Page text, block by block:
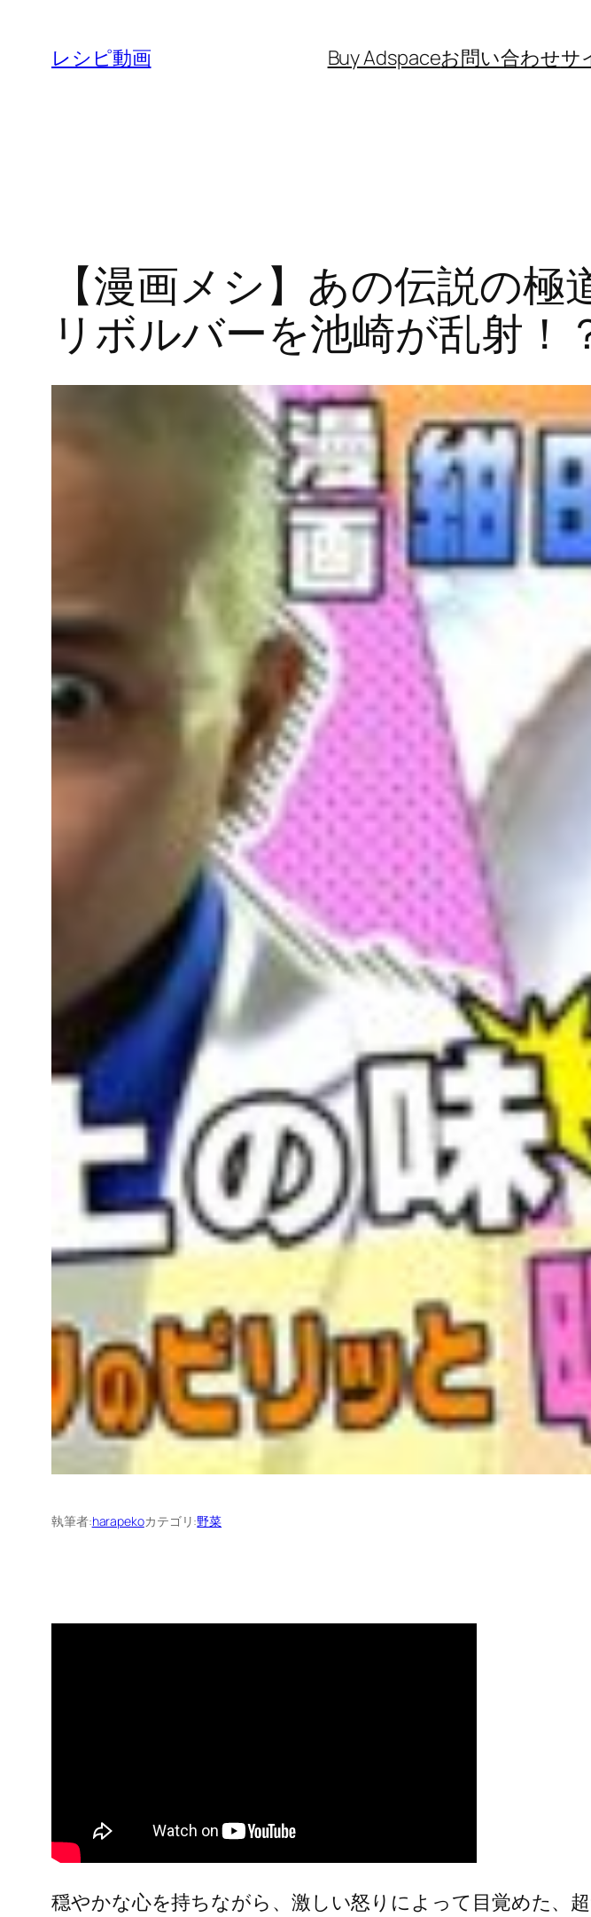
レシピ動画 Buy Adspaceお問い合わせサ
【漫画メシ】あの伝説の
リボルバーを池崎が乱射！
執筆者:harapekoカテゴリ:野菜
穏やかな心を持ちながら、激しい怒りによって目覚めた、超